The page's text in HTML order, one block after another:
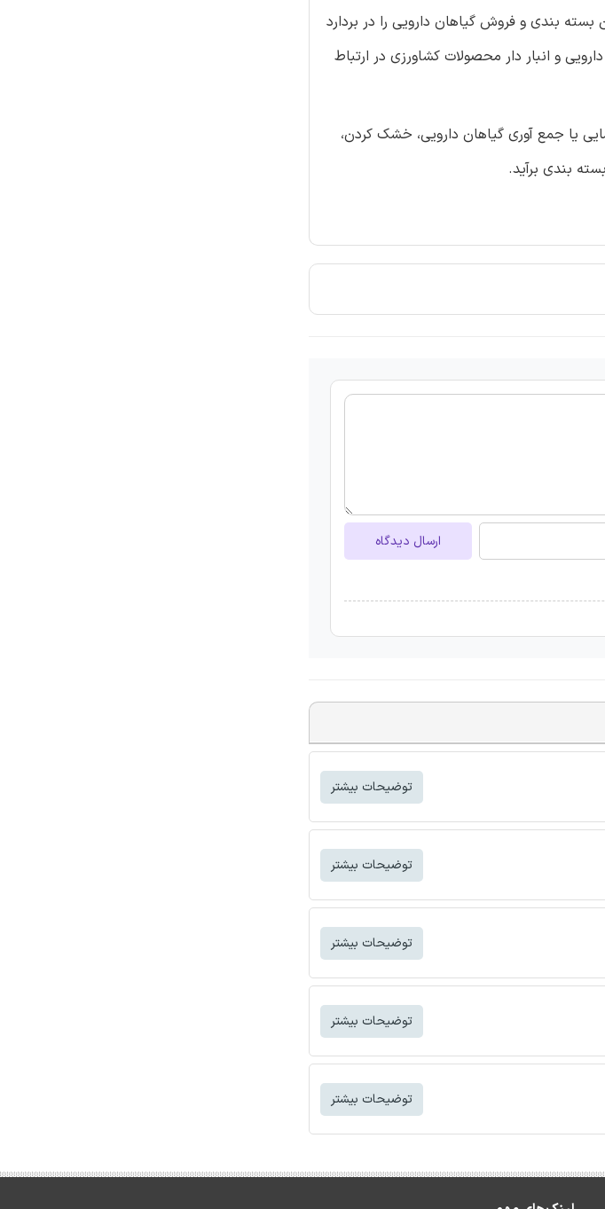
بندی و فروش گیاهان دارویی را در بردارد
و انبار دار محصولات کشاورزی در ارتباط
یا جمع آوری گیاهان دارویی، خشک کردن،
بندی برآید.
ارسال دیدگاه
توضیحات بیشتر
توضیحات بیشتر
توضیحات بیشتر
توضیحات بیشتر
توضیحات بیشتر